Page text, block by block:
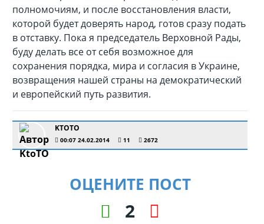
полномочиям, и после восстановления власти,
которой будет доверять народ, готов сразу подать
в отставку. Пока я председатель Верховной Рады,
буду делать все от себя возможное для
сохранения порядка, мира и согласия в Украине,
возвращения нашей страны на демократический
и европейский путь развития.
KTOTO
00:07 24.02.2014 11 2672
ОЦЕНИТЕ ПОСТ
2